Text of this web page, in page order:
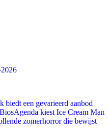
biedt een gevarieerd aanbod
kiest Ice Cream Man
zomerhorror die bewijst